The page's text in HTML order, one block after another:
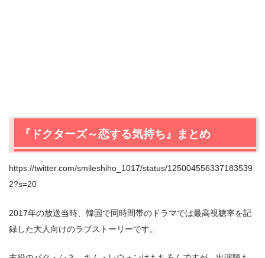
『ドクターズ～恋する気持ち』まとめ
https://twitter.com/smileshiho_1017/status/125004556337183539
2?s=20
2017年の放送当時、韓国で同時間帯のドラマでは最高視聴率を記
録した大人向けのラブストーリーです。